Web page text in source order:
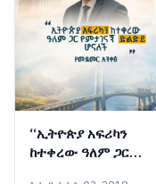
“ኢትዮጵያ አፍሪካን
ከተቀረው ዓለም ጋር